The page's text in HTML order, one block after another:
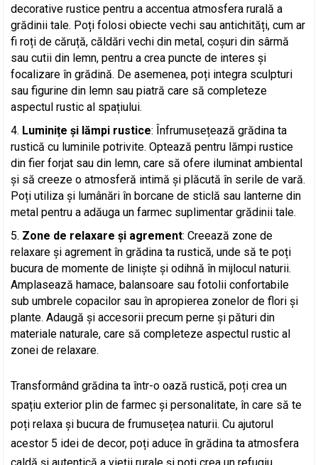
decorative rustice pentru a accentua atmosfera rurală a
grădinii tale. Poți folosi obiecte vechi sau antichități, cum ar
fi roți de căruță, căldări vechi din metal, coșuri din sârmă
sau cutii din lemn, pentru a crea puncte de interes și
focalizare în grădină. De asemenea, poți integra sculpturi
sau figurine din lemn sau piatră care să completeze
aspectul rustic al spațiului.
Luminițe și lămpi rustice: Înfrumusețează grădina ta
rustică cu luminile potrivite. Optează pentru lămpi rustice
din fier forjat sau din lemn, care să ofere iluminat ambiental
și să creeze o atmosferă intimă și plăcută în serile de vară.
Poți utiliza și lumânări în borcane de sticlă sau lanterne din
metal pentru a adăuga un farmec suplimentar grădinii tale.
Zone de relaxare și agrement: Creează zone de
relaxare și agrement în grădina ta rustică, unde să te poți
bucura de momente de liniște și odihnă în mijlocul naturii.
Amplasează hamace, balansoare sau fotolii confortabile
sub umbrele copacilor sau în apropierea zonelor de flori și
plante. Adaugă și accesorii precum perne și pături din
materiale naturale, care să completeze aspectul rustic al
zonei de relaxare.
Transformând grădina ta într-o oază rustică, poți crea un
spațiu exterior plin de farmec și personalitate, în care să te
poți relaxa și bucura de frumusețea naturii. Cu ajutorul
acestor 5 idei de decor, poți aduce în grădina ta atmosfera